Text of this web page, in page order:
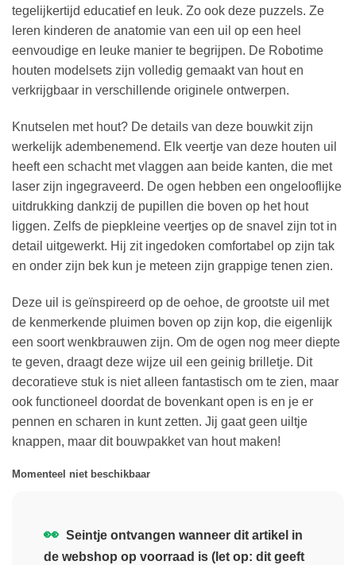
tegelijkertijd educatief en leuk. Zo ook deze puzzels. Ze
leren kinderen de anatomie van een uil op een heel
eenvoudige en leuke manier te begrijpen. De Robotime
houten modelsets zijn volledig gemaakt van hout en
verkrijgbaar in verschillende originele ontwerpen.
Knutselen met hout? De details van deze bouwkit zijn
werkelijk adembenemend. Elk veertje van deze houten uil
heeft een schacht met vlaggen aan beide kanten, die met
laser zijn ingegraveerd. De ogen hebben een ongelooflijke
uitdrukking dankzij de pupillen die boven op het hout
liggen. Zelfs de piepkleine veertjes op de snavel zijn tot in
detail uitgewerkt. Hij zit ingedoken comfortabel op zijn tak
en onder zijn bek kun je meteen zijn grappige tenen zien.
Deze uil is geïnspireerd op de oehoe, de grootste uil met
de kenmerkende pluimen boven op zijn kop, die eigenlijk
een soort wenkbrauwen zijn. Om de ogen nog meer diepte
te geven, draagt deze wijze uil een geinig brilletje. Dit
decoratieve stuk is niet alleen fantastisch om te zien, maar
ook functioneel doordat de bovenkant open is en je er
pennen en scharen in kunt zetten. Jij gaat geen uiltje
knappen, maar dit bouwpakket van hout maken!
Momenteel niet beschikbaar
👀 Seintje ontvangen wanneer dit artikel in
de webshop op voorraad is (let op: dit geeft